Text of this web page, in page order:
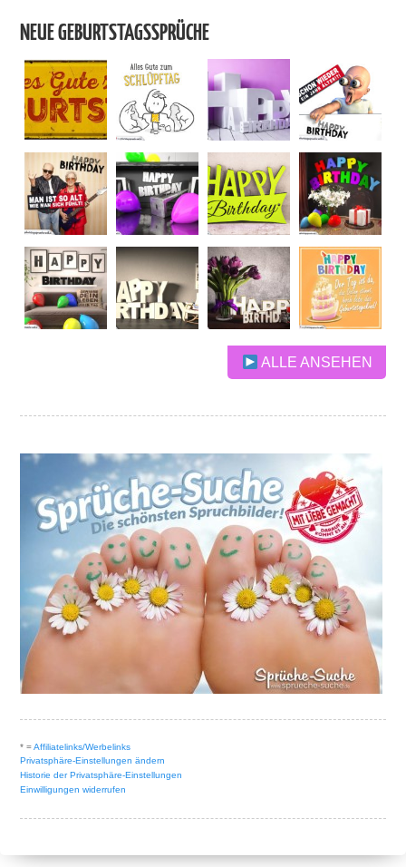
NEUE GEBURTSTAGSSPRÜCHE
ALLE ANSEHEN
* =Affiliatelinks/Werbelinks
Privatsphäre-Einstellungen ändern
Historie der Privatsphäre-Einstellungen
Einwilligungen widerrufen